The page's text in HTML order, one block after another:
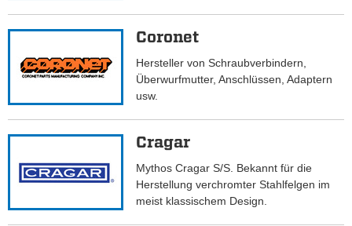
Coronet
Hersteller von Schraubverbindern,
Überwurfmutter, Anschlüssen, Adaptern
usw.
Cragar
Mythos Cragar S/S. Bekannt für die
Herstellung verchromter Stahlfelgen im
meist klassischem Design.